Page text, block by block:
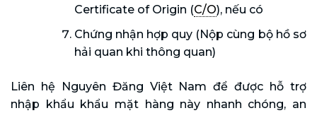
Certificate of Origin (C/O), nếu có
Chứng nhận hợp quy (Nộp cùng bộ hồ sơ
hải quan khi thông quan)
Liên hệ Nguyên Đăng Việt Nam để được hỗ trợ
nhập khẩu khẩu mặt hàng này nhanh chóng, an